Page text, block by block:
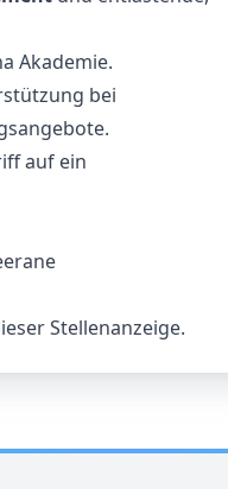
Akademie.
bei
auf ein
Stellenanzeige.